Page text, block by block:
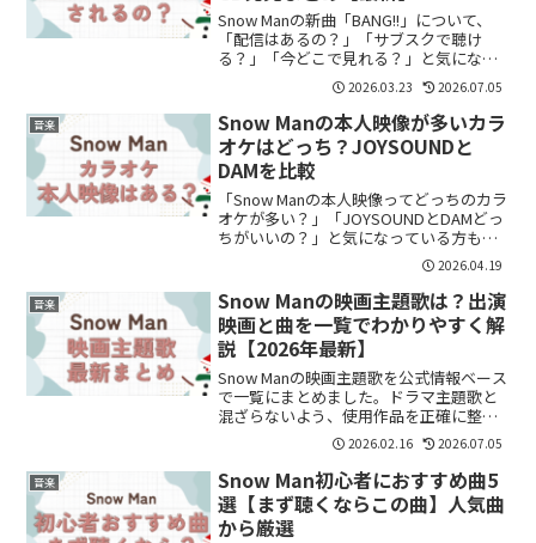
Snow Manの新曲「BANG!!」について、
「配信はあるの？」「サブスクで聴け
る？」「今どこで見れる？」と気になっ
ている方も多いのではないでしょうか。
特に最近Snow Manを好きになった方は、
どこで曲をチェックすればいいか分かり
にくい...
2026.03.23 2026.07.05
音楽
Snow Manの本人映像が多いカラ
オケはどっち？JOYSOUNDと
DAMを比較
「Snow Manの本人映像ってどっちのカラ
オケが多い？」「JOYSOUNDとDAMどっ
ちがいいの？」と気になっている方も多
いのではないでしょうか。結論から言う
と、Snow Manの本人映像を重視するなら
DAMの方がやや充実している傾向があ...
2026.04.19
音楽
Snow Manの映画主題歌は？出演
映画と曲を一覧でわかりやすく解
説【2026年最新】
Snow Manの映画主題歌を公式情報ベース
で一覧にまとめました。ドラマ主題歌と
混ざらないよう、使用作品を正確に整理
2026.02.16 2026.07.05
音楽
Snow Man初心者におすすめ曲5
選【まず聴くならこの曲】人気曲
から厳選